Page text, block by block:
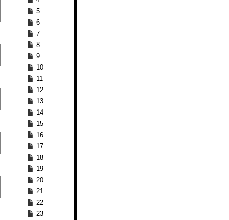
5
6
7
8
9
10
11
12
13
14
15
16
17
18
19
20
21
22
23